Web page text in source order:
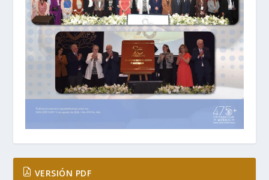
VERSIÓN PDF